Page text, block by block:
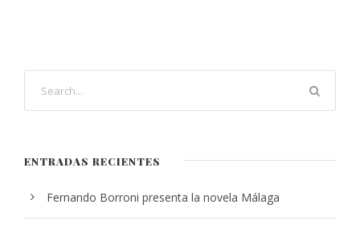
ENTRADAS RECIENTES
Fernando Borroni presenta la novela Málaga